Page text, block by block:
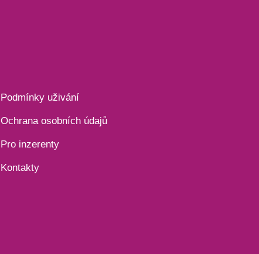
Podmínky uživání
Ochrana osobních údajů
Pro inzerenty
Kontakty